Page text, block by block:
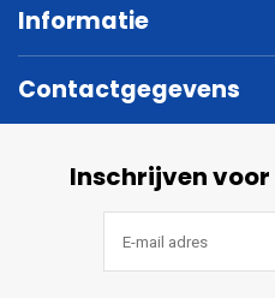
Informatie
Contactgegevens
Inschrijven